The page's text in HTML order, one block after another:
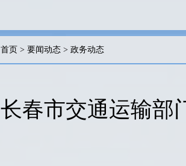
首页 > 要闻动态 > 政务动态
长春市交通运输部